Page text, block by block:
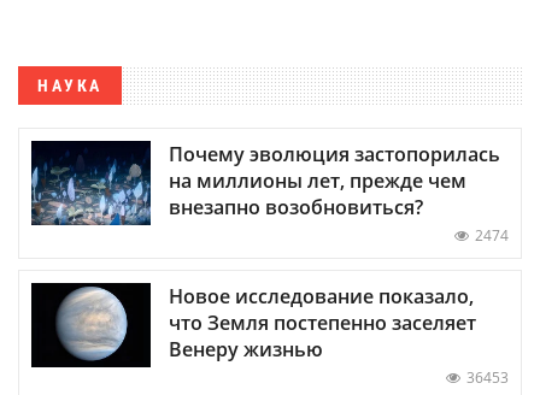
НАУКА
Почему эволюция застопорилась
на миллионы лет, прежде чем
внезапно возобновиться?
2474
Новое исследование показало,
что Земля постепенно заселяет
Венеру жизнью
36453